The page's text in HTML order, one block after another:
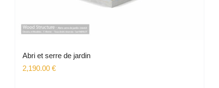
Abri et serre de jardin
2,190.00 €